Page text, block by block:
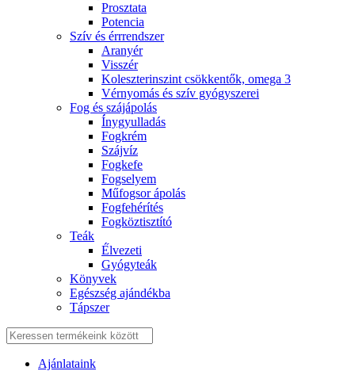
Prosztata
Potencia
Szív és érrrendszer
Aranyér
Visszér
Koleszterinszint csökkentők, omega 3
Vérnyomás és szív gyógyszerei
Fog és szájápolás
Í́nygyulladás
Fogkrém
Szájvíz
Fogkefe
Fogselyem
Műfogsor ápolás
Fogfehérítés
Fogköztisztító
Teák
É́lvezeti
Gyógyteák
Könyvek
Egészség ajándékba
Tápszer
Ajánlataink